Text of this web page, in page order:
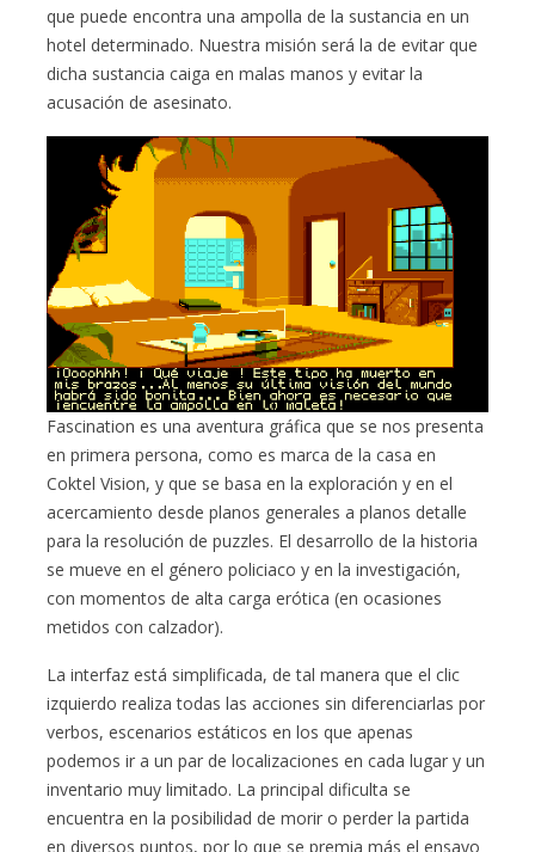
que puede encontra una ampolla de la sustancia en un
hotel determinado. Nuestra misión será la de evitar que
dicha sustancia caiga en malas manos y evitar la
acusación de asesinato.
Fascination es una aventura gráfica que se nos presenta
en primera persona, como es marca de la casa en
Coktel Vision, y que se basa en la exploración y en el
acercamiento desde planos generales a planos detalle
para la resolución de puzzles. El desarrollo de la historia
se mueve en el género policiaco y en la investigación,
con momentos de alta carga erótica (en ocasiones
metidos con calzador).
La interfaz está simplificada, de tal manera que el clic
izquierdo realiza todas las acciones sin diferenciarlas por
verbos, escenarios estáticos en los que apenas
podemos ir a un par de localizaciones en cada lugar y un
inventario muy limitado. La principal dificulta se
encuentra en la posibilidad de morir o perder la partida
en diversos puntos, por lo que se premia más el ensayo